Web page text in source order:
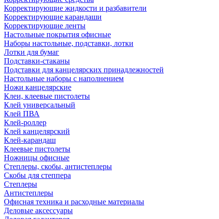
Корректирующие жидкости и разбавители
Корректирующие карандаши
Корректирующие ленты
Настольные покрытия офисные
Наборы настольные, подставки, лотки
Лотки для бумаг
Подставки-стаканы
Подставки для канцелярских принадлежностей
Настольные наборы с наполнением
Ножи канцелярские
Клеи, клеевые пистолеты
Клей универсальный
Клей ПВА
Клей-роллер
Клей канцелярский
Клей-карандаш
Клеевые пистолеты
Ножницы офисные
Степлеры, скобы, антистеплеры
Скобы для степпера
Степлеры
Антистеплеры
Офисная техника и расходные материалы
Деловые аксессуары